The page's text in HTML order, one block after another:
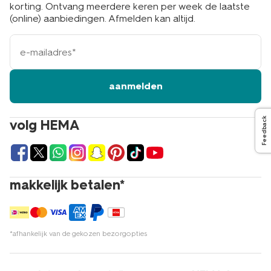
volg HEMA
makkelijk betalen*
*afhankelijk van de gekozen bezorgopties
korting. Ontvang meerdere keren per week de laatste
(online) aanbiedingen. Afmelden kan altijd.
e-
mailadres
aanmelden
Feedback